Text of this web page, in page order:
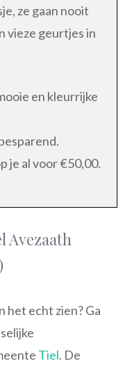
ze gaan nooit
vieze geurtjes in
en kleurrijke
je al voor €50,00.
Avezaath
het echt zien? Ga
Tiel. De